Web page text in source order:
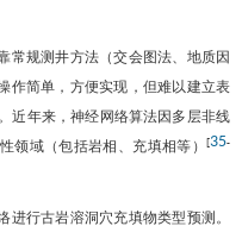
常规测井方法（交会图法、地质因
作简单，方便实现，但难以建立表
。近年来，神经网络算法因多层非线
领域（包括岩相、充填相等） [35-
行古岩溶洞穴充填物类型预测。